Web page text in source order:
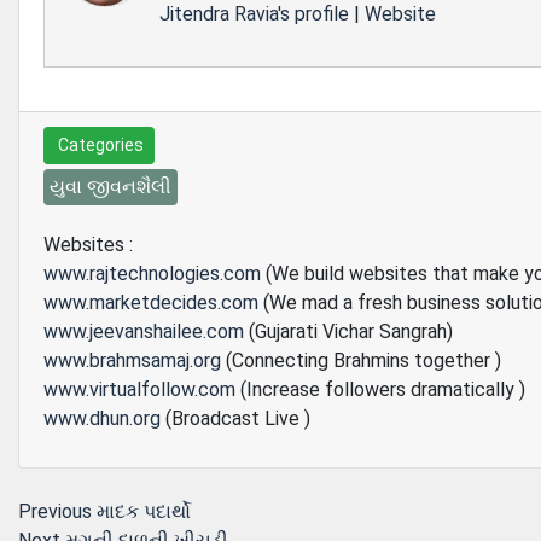
Jitendra Ravia's profile | Website
Categories
યુવા જીવનશૈલી
Websites :
www.rajtechnologies.com (We build websites that make
www.marketdecides.com (We mad a fresh business
www.jeevanshailee.com (Gujarati Vichar Sangrah)
www.brahmsamaj.org (Connecting Brahmins together )
www.virtualfollow.com (Increase followers dramatically )
www.dhun.org (Broadcast Live )
Post
Previous Previous
માદક પદાર્થો